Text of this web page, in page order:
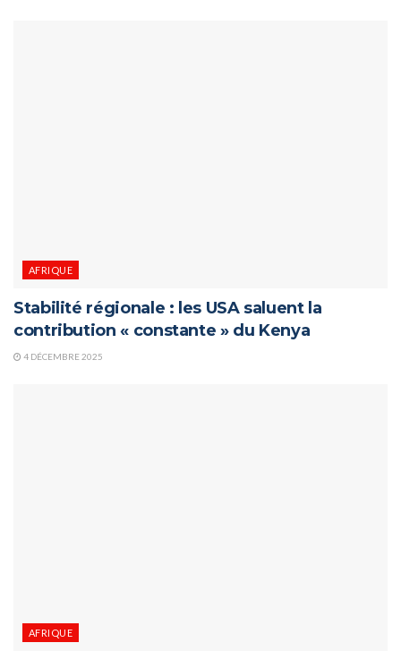
AFRIQUE
Stabilité régionale : les USA saluent la
contribution « constante » du Kenya
4 DÉCEMBRE 2025
AFRIQUE